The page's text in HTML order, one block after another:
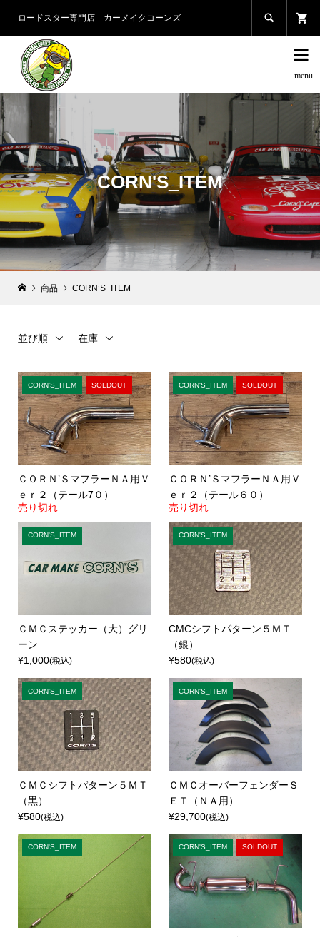
ロードスター専門店 カーメイクコーンズ 

CORN'S_ITEM
商品 CORN’S_ITEM
並び順 在庫
CORN'S_ITEM SOLDOUT
ＣＯＲＮ’ＳマフラーＮＡ用Ｖ
ｅｒ２（テール7０）
売り切れ
CORN'S_ITEM SOLDOUT
ＣＯＲＮ’ＳマフラーＮＡ用Ｖ
ｅｒ２（テール６０）
売り切れ
CORN'S_ITEM
ＣＭＣステッカー（大）グリ
ーン
¥1,000(税込)
CORN'S_ITEM
CMCシフトパターン５ＭＴ
（銀）
¥580(税込)
CORN'S_ITEM
ＣＭＣシフトパターン５ＭＴ
（黒）
¥580(税込)
CORN'S_ITEM
ＣＭＣオーバーフェンダーＳ
ＥＴ（ＮＡ用）
¥29,700(税込)
CORN'S_ITEM CORN'S_ITEM SOLDOUT